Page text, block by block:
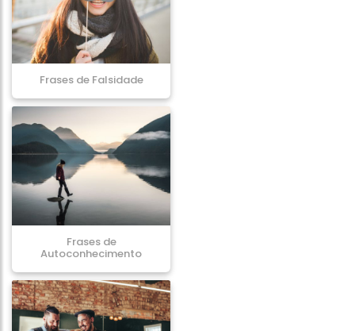
Frases de Falsidade
Frases de
Autoconhecimento